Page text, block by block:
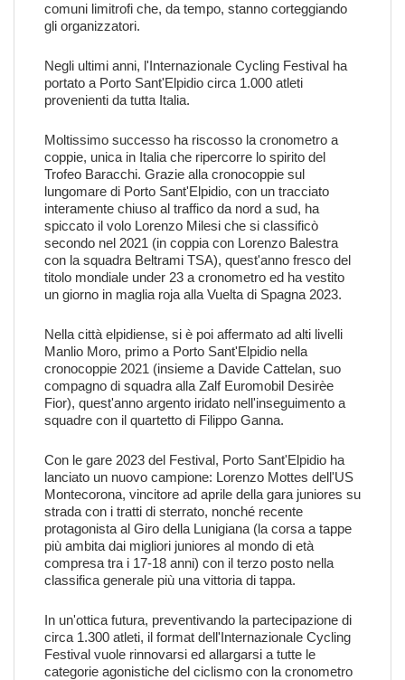
comuni limitrofi che, da tempo, stanno corteggiando
gli organizzatori.
Negli ultimi anni, l'Internazionale Cycling Festival ha
portato a Porto Sant'Elpidio circa 1.000 atleti
provenienti da tutta Italia.
Moltissimo successo ha riscosso la cronometro a
coppie, unica in Italia che ripercorre lo spirito del
Trofeo Baracchi. Grazie alla cronocoppie sul
lungomare di Porto Sant'Elpidio, con un tracciato
interamente chiuso al traffico da nord a sud, ha
spiccato il volo Lorenzo Milesi che si classificò
secondo nel 2021 (in coppia con Lorenzo Balestra
con la squadra Beltrami TSA), quest'anno fresco del
titolo mondiale under 23 a cronometro ed ha vestito
un giorno in maglia roja alla Vuelta di Spagna 2023.
Nella città elpidiense, si è poi affermato ad alti livelli
Manlio Moro, primo a Porto Sant'Elpidio nella
cronocoppie 2021 (insieme a Davide Cattelan, suo
compagno di squadra alla Zalf Euromobil Desirèe
Fior), quest'anno argento iridato nell'inseguimento a
squadre con il quartetto di Filippo Ganna.
Con le gare 2023 del Festival, Porto Sant'Elpidio ha
lanciato un nuovo campione: Lorenzo Mottes dell'US
Montecorona, vincitore ad aprile della gara juniores su
strada con i tratti di sterrato, nonché recente
protagonista al Giro della Lunigiana (la corsa a tappe
più ambita dai migliori juniores al mondo di età
compresa tra i 17-18 anni) con il terzo posto nella
classifica generale più una vittoria di tappa.
In un'ottica futura, preventivando la partecipazione di
circa 1.300 atleti, il format dell'Internazionale Cycling
Festival vuole rinnovarsi ed allargarsi a tutte le
categorie agonistiche del ciclismo con la cronometro